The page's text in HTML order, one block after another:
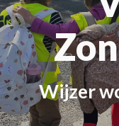
Wijzer